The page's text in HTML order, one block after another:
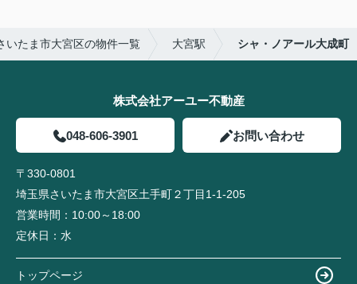
いたま市大宮区の物件一覧 大宮駅 シャ・ノアール大成町
株式会社アーユー不動産
048-606-3901 お問い合わせ
〒330-0801
埼玉県さいたま市大宮区土手町２丁目1-1-205
営業時間： 10:00～18:00
定休日： 水
トップページ